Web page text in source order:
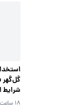
شرایط
18 ساعت پیش